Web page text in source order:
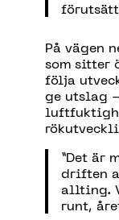
På vägen
som sitter
följa
ge utslag
”Det är
driften
allting.
runt,